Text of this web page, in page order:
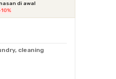
di awal
cleaning